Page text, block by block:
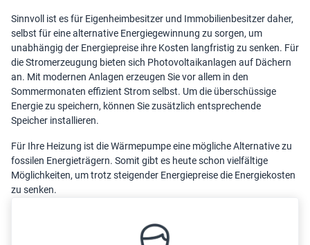
Sinnvoll ist es für Eigenheimbesitzer und Immobilienbesitzer daher,
selbst für eine alternative Energiegewinnung zu sorgen, um
unabhängig der Energiepreise ihre Kosten langfristig zu senken. Für
die Stromerzeugung bieten sich Photovoltaikanlagen auf Dächern
an. Mit modernen Anlagen erzeugen Sie vor allem in den
Sommermonaten effizient Strom selbst. Um die überschüssige
Energie zu speichern, können Sie zusätzlich entsprechende
Speicher installieren.
Für Ihre Heizung ist die Wärmepumpe eine mögliche Alternative zu
fossilen Energieträgern. Somit gibt es heute schon vielfältige
Möglichkeiten, um trotz steigender Energiepreise die Energiekosten
zu senken.